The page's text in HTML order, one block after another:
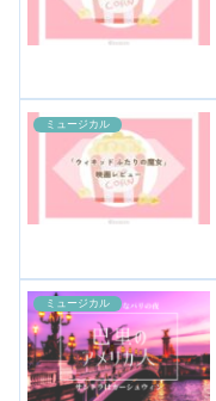
ミュージカル
ミュージカル